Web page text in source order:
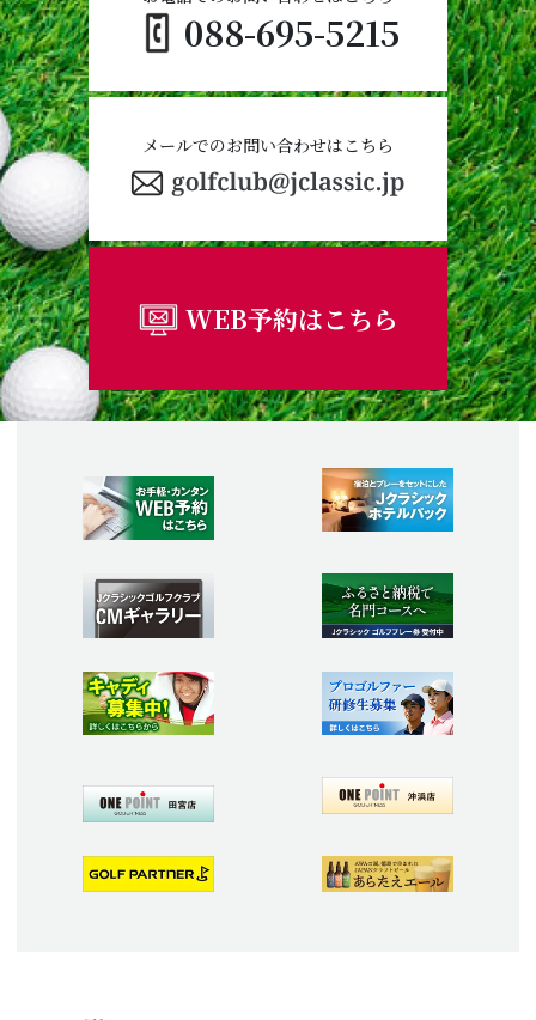
088-695-5215
メールでのお問い合わせはこちら
WEB予約はこちら